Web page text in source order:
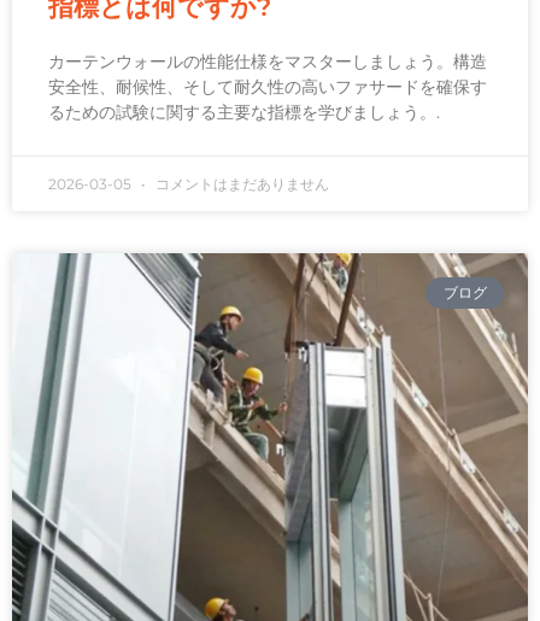
指標とは何ですか?
カーテンウォールの性能仕様をマスターしましょう。構造
安全性、耐候性、そして耐久性の高いファサードを確保す
るための試験に関する主要な指標を学びましょう。.
2026-03-05 コメントはまだありません
ブログ